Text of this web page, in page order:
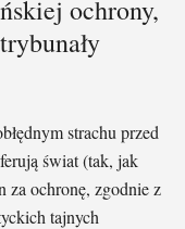
ochrony,
strachu przed
świat (tak, jak
za ochronę, zgodnie z
tajnych